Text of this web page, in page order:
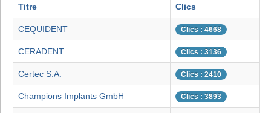
Titre Clics
CEQUIDENT Clics : 4668
CERADENT Clics : 3136
Certec S.A. Clics : 2410
Champions Implants GmbH Clics : 3893